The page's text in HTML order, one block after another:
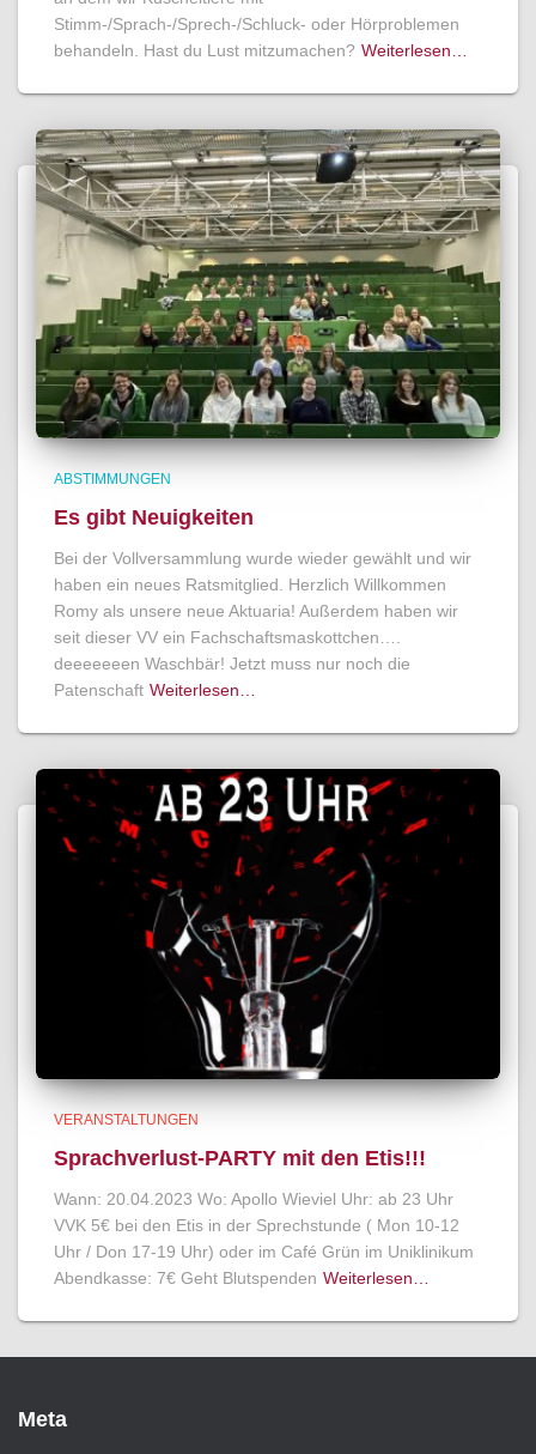
Stimm-/Sprach-/Sprech-/Schluck- oder Hörproblemen
behandeln. Hast du Lust mitzumachen? Weiterlesen…
ABSTIMMUNGEN
Es gibt Neuigkeiten
Bei der Vollversammlung wurde wieder gewählt und wir
haben ein neues Ratsmitglied. Herzlich Willkommen
Romy als unsere neue Aktuaria! Außerdem haben wir
seit dieser VV ein Fachschaftsmaskottchen….
deeeeeeen Waschbär! Jetzt muss nur noch die
Patenschaft Weiterlesen…
VERANSTALTUNGEN
Sprachverlust-PARTY mit den Etis!!!
Wann: 20.04.2023 Wo: Apollo Wieviel Uhr: ab 23 Uhr
VVK 5€ bei den Etis in der Sprechstunde ( Mon 10-12
Uhr / Don 17-19 Uhr) oder im Café Grün im Uniklinikum
Abendkasse: 7€ Geht Blutspenden Weiterlesen…
Meta